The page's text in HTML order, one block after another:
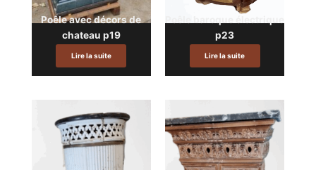
Poêle avec décors de
chateau p19
Lire la suite
p23
Lire la suite